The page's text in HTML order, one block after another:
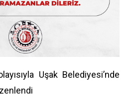
Uşak Belediyesi’nde